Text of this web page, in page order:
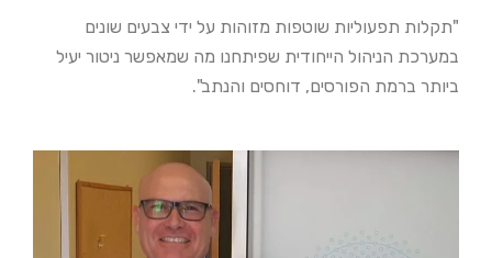
"תקלות תפעוליות שוטפות מזוהות על ידי צבעים שונים
במערכת הניהול הייחודית שפיתחנו מה שמאפשר ניטור יעיל
ביותר ברמת הפורסים, דוחסים והנתב".